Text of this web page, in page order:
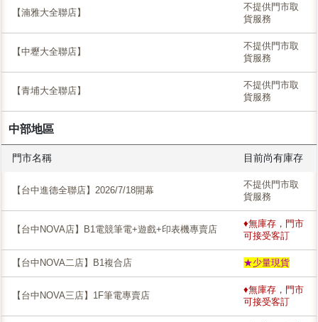
【湳雅大全聯店】
不提供門市取
貨服務
【中壢大全聯店】
不提供門市取
貨服務
【青埔大全聯店】
不提供門市取
貨服務
中部地區
門市名稱 目前尚有庫存
【台中進德全聯店】2026/7/18開幕
不提供門市取
貨服務
【台中NOVA店】B1電競筆電+遊戲+印表機專賣店
♦無庫存，門市
可接受客訂
【台中NOVA二店】B1複合店 ★少量現貨
【台中NOVA三店】1F筆電專賣店
♦無庫存，門市
可接受客訂